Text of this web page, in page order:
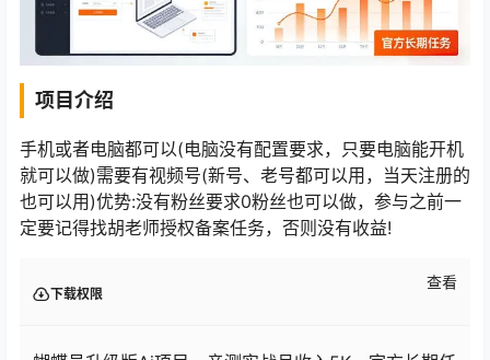
项目介绍
手机或者电脑都可以(电脑没有配置要求，只要电脑能开机
就可以做)需要有视频号(新号、老号都可以用，当天注册的
也可以用)优势:没有粉丝要求0粉丝也可以做，参与之前一
定要记得找胡老师授权备案任务，否则没有收益!
下载权限
查看